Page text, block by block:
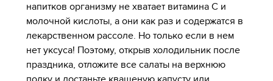
напитков организму не хватает витамина С и
молочной кислоты, а они как раз и содержатся в
лекарственном рассоле. Но только если в нем
нет уксуса! Поэтому, открыв холодильник после
праздника, отложите все салаты на верхнюю